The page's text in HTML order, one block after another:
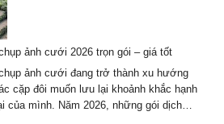
ảnh cưới 2026 trọn gói – giá tốt
ảnh cưới đang trở thành xu hướng
cặp đôi muốn lưu lại khoảnh khắc hạnh
của mình. Năm 2026, những gói dịch…